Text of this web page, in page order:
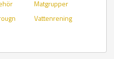
Matgrupper
Vattenrening